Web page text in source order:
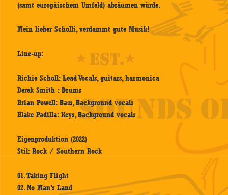
(samt europäischem Umfeld) abräumen würde.
Mein lieber Scholli, verdammt gute Musik!
Line-up:
Richie Scholl: Lead Vocals, guitars, harmonica
Derek Smith : Drums
Brian Powell: Bass, Background vocals
Blake Padilla: Keys, Background vocals
Eigenproduktion (2022)
Stil: Rock / Southern Rock
01. Taking Flight
02. No Man’s Land